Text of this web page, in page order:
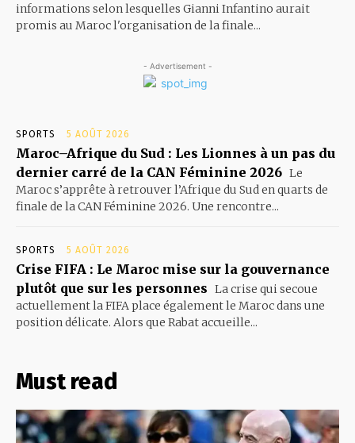
informations selon lesquelles Gianni Infantino aurait
promis au Maroc l'organisation de la finale...
- Advertisement -
SPORTS 5 AOÛT 2026
Maroc–Afrique du Sud : Les Lionnes à un pas du
dernier carré de la CAN Féminine 2026 Le
Maroc s’apprête à retrouver l’Afrique du Sud en quarts de
finale de la CAN Féminine 2026. Une rencontre...
SPORTS 5 AOÛT 2026
Crise FIFA : Le Maroc mise sur la gouvernance
plutôt que sur les personnes La crise qui secoue
actuellement la FIFA place également le Maroc dans une
position délicate. Alors que Rabat accueille...
Must read